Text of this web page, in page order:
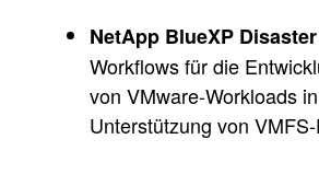
NetApp BlueXP
Workflows für die
von VMware-Workloads
Unterstützung von